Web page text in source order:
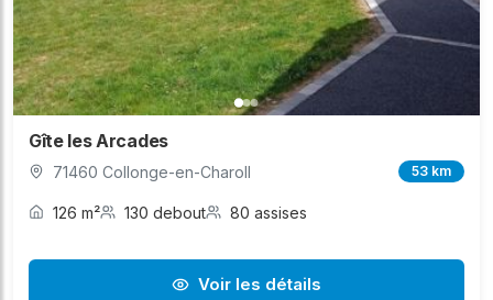
Gîte les Arcades
71460 Collonge-en-Charoll 53 km
126 m² 130 debout 80 assises
Voir les détails